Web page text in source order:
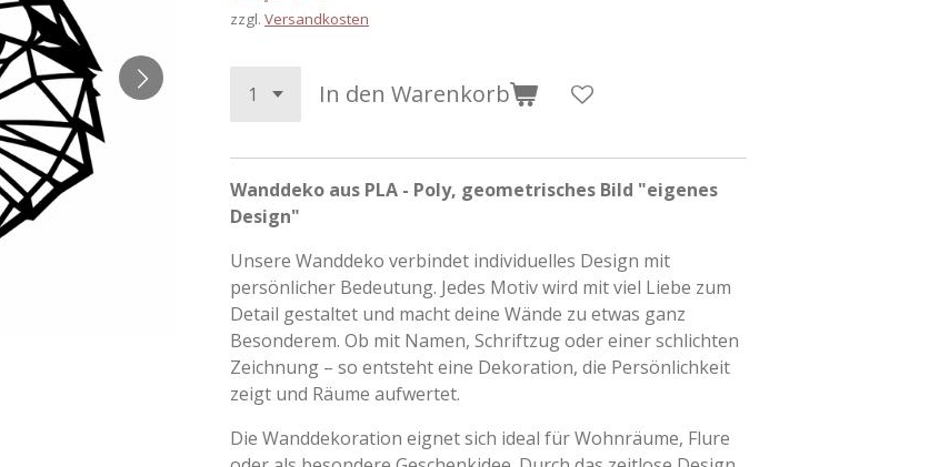
zzgl. Versandkosten
In den Warenkorb
Wanddeko aus PLA - Poly, geometrisches Bild "eigenes
Design"
Unsere Wanddeko verbindet individuelles Design mit
persönlicher Bedeutung. Jedes Motiv wird mit viel Liebe zum
Detail gestaltet und macht deine Wände zu etwas ganz
Besonderem. Ob mit Namen, Schriftzug oder einer schlichten
Zeichnung – so entsteht eine Dekoration, die Persönlichkeit
zeigt und Räume aufwertet.
Die Wanddekoration eignet sich ideal für Wohnräume, Flure